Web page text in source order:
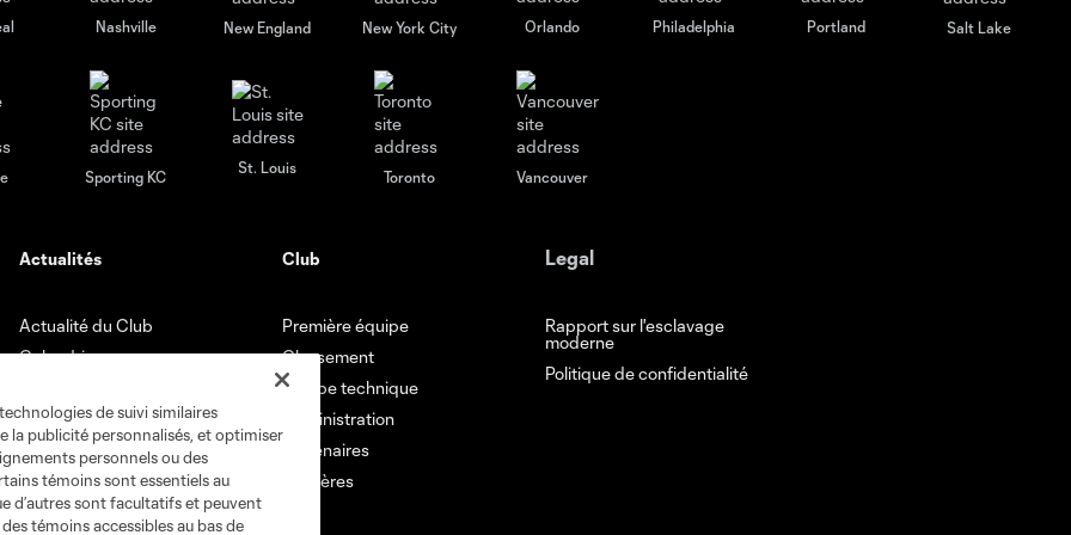
Nashville New England New York City Orlando Philadelphia Portland Salt Lake
Sporting KC
St. Louis
Toronto Vancouver
Actualités
Actualité du Club
Calendrier
Club
Première équipe
Classement
Équipe technique
Administration
Partenaires
Carrières
Legal
Rapport sur l'esclavage
moderne
Politique de confidentialité
de suivi similaires
la publicité personnalisés, et optimiser
personnels ou des
témoins sont essentiels au
d’autres sont facultatifs et peuvent
témoins accessibles au bas de